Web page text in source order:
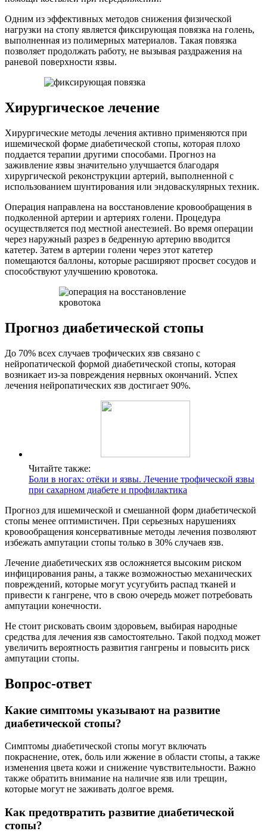
Одним из эффективных методов снижения физической
нагрузки на стопу является фиксирующая повязка на голень,
выполненная из полимерных материалов. Такая повязка
позволяет продолжать работу, не вызывая раздражения на
раневой поверхности язвы.
Хирургическое лечение
Хирургические методы лечения активно применяются при
ишемической форме диабетической стопы, которая плохо
поддается терапии другими способами. Прогноз на
заживление язвы значительно улучшается благодаря
хирургической реконструкции артерий, выполненной с
использованием шунтирования или эндоваскулярных техник.
Операция направлена на восстановление кровообращения в
подколенной артерии и артериях голени. Процедура
осуществляется под местной анестезией. Во время операции
через наружный разрез в бедренную артерию вводится
катетер. Затем в артерии голени через этот катетер
помещаются баллоны, которые расширяют просвет сосудов и
способствуют улучшению кровотока.
Прогноз диабетической стопы
До 70% всех случаев трофических язв связано с
нейропатической формой диабетической стопы, которая
возникает из-за повреждения нервных окончаний. Успех
лечения нейропатических язв достигает 90%.
Читайте также:
Боли в ногах: отёки и язвы. Лечение трофической язвы
при сахарном диабете и профилактика
Прогноз для ишемической и смешанной форм диабетической
стопы менее оптимистичен. При серьезных нарушениях
кровообращения консервативные методы лечения позволяют
избежать ампутации стопы только в 30% случаев язв.
Лечение диабетических язв осложняется высоким риском
инфицирования раны, а также возможностью механических
повреждений, которые могут усугубить распад тканей и
привести к гангрене, что в свою очередь может потребовать
ампутации конечности.
Не стоит рисковать своим здоровьем, выбирая народные
средства для лечения язв самостоятельно. Такой подход может
увеличить вероятность развития гангрены и повысить риск
ампутации стопы.
Вопрос-ответ
Какие симптомы указывают на развитие
диабетической стопы?
Симптомы диабетической стопы могут включать
покраснение, отек, боль или жжение в области стопы, а также
изменения цвета кожи и снижение чувствительности. Важно
также обратить внимание на наличие язв или трещин,
которые могут не заживать долгое время.
Как предотвратить развитие диабетической
стопы?